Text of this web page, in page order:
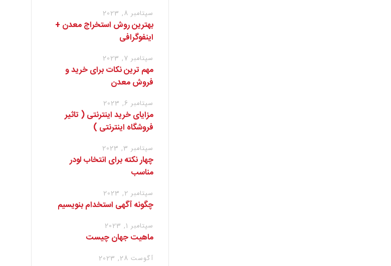
سپتامبر 8, 2023
بهترین روش استخراج معدن +
اینفوگرافی
سپتامبر 7, 2023
مهم ترین نکات برای خرید و
فروش معدن
سپتامبر 6, 2023
مزایای خرید اینترنتی ( تاثیر
فروشگاه اینترنتی )
سپتامبر 3, 2023
چهار نکته برای انتخاب لودر
مناسب
سپتامبر 2, 2023
چگونه آگهی استخدام بنویسیم
سپتامبر 1, 2023
ماهیت جهان چیست
آگوست 28, 2023